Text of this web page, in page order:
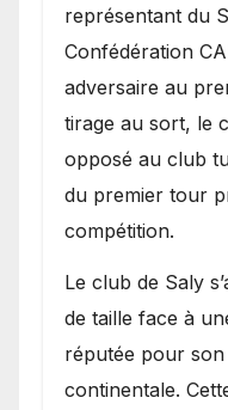
obstacle.
représentant du
Confédération
adversaire au
tirage au sort, le
opposé au club
du premier tour
compétition.
Le club de Saly
de taille face à
réputée pour
continentale.